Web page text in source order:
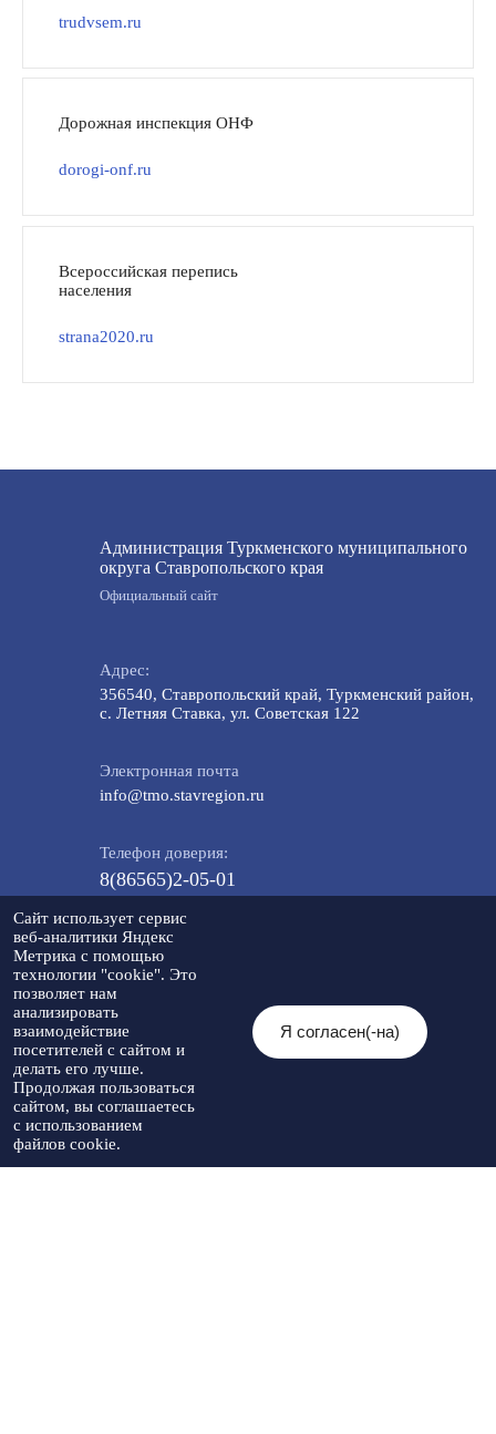
trudvsem.ru
Дорожная инспекция ОНФ
dorogi-onf.ru
Всероссийская перепись
населения
strana2020.ru
Администрация Туркменского муниципального
округа Ставропольского края
Официальный сайт
Адрес:
356540, Ставропольский край, Туркменский район,
с. Летняя Ставка, ул. Советская 122
Электронная почта
info@tmo.stavregion.ru
Телефон доверия:
8(86565)2-05-01
Мы в социальных сетях:
© 2026 Администрация Туркменского
муниципального округа Ставропольского
края
При использовании материалов необходимо
указывать источник публикации
Сайт использует сервис
веб-аналитики Яндекс
Метрика с помощью
технологии "cookie". Это
позволяет нам
анализировать
взаимодействие
посетителей с сайтом и
делать его лучше.
Продолжая пользоваться
сайтом, вы соглашаетесь
с использованием
файлов cookie.
Я согласен(-на)